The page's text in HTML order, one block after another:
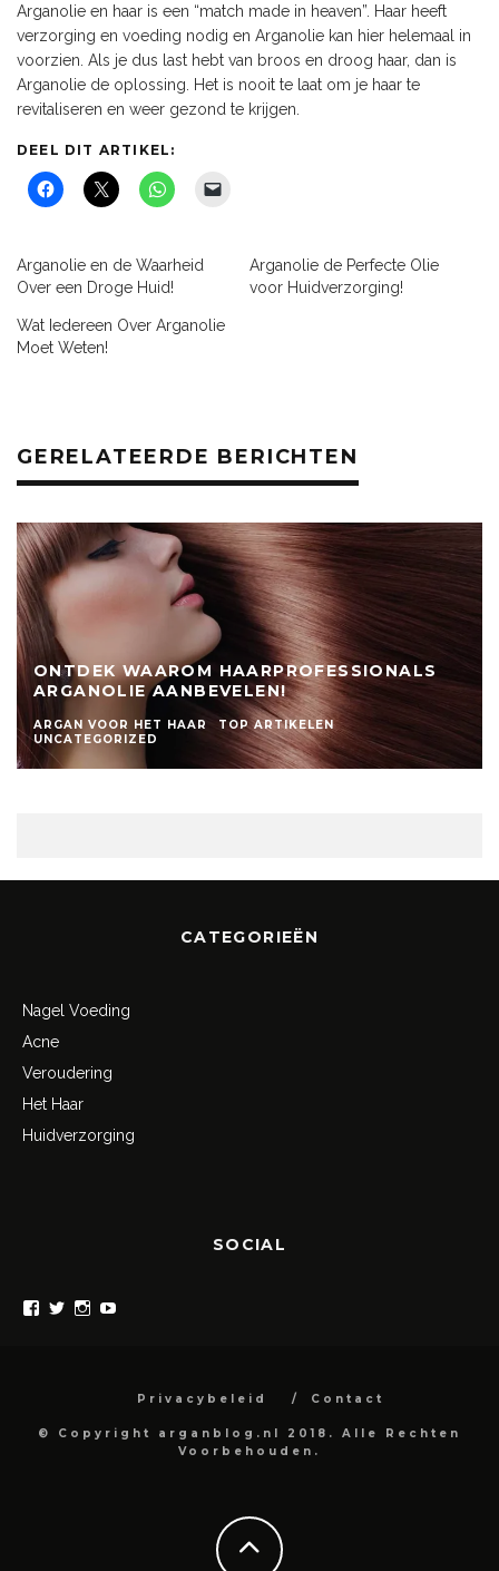
Arganolie en haar is een “match made in heaven”. Haar heeft
verzorging en voeding nodig en Arganolie kan hier helemaal in
voorzien. Als je dus last hebt van broos en droog haar, dan is
Arganolie de oplossing. Het is nooit te laat om je haar te
revitaliseren en weer gezond te krijgen.
DEEL DIT ARTIKEL:
Arganolie en de Waarheid
Over een Droge Huid!
Arganolie de Perfecte Olie
voor Huidverzorging!
Wat Iedereen Over Arganolie
Moet Weten!
GERELATEERDE BERICHTEN
ONTDEK WAAROM HAARPROFESSIONALS
ARGANOLIE AANBEVELEN!
ARGAN VOOR HET HAAR
TOP ARTIKELEN
UNCATEGORIZED
CATEGORIEËN
Nagel Voeding
Acne
Veroudering
Het Haar
Huidverzorging
SOCIAL
BekijkBekijkBekijk
Privacybeleid Contact
© Copyright arganblog.nl 2018. Alle Rechten
Voorbehouden.